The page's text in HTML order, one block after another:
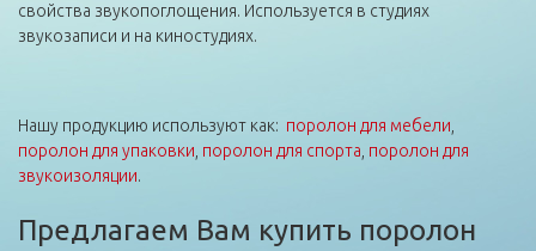
свойства звукопоглощения. Используется в студиях
звукозаписи и на киностудиях.
Нашу продукцию используют как: поролон для мебели
поролон для упаковки поролон для спорта поролон для
звукоизоляции.
Предлагаем Вам купить поролон